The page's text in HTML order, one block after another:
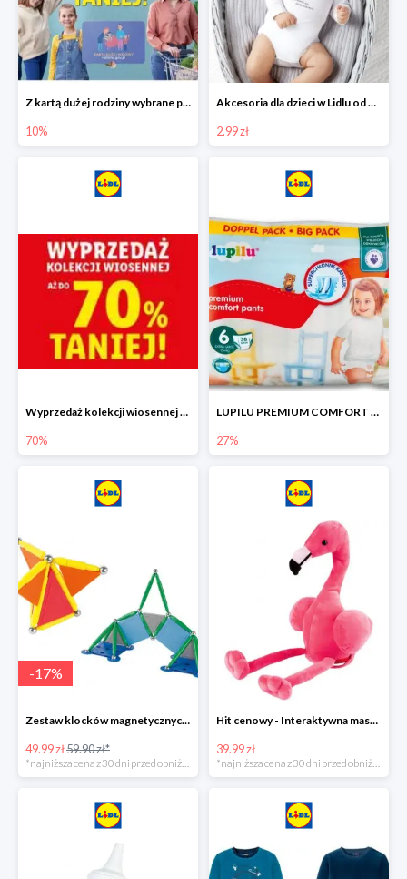
Z kartą dużej rodziny wybrane produkty w Lidlu -10%
10%
Akcesoria dla dzieci w Lidlu od 2,99 zł
2.99 zł
Wyprzedaż kolekcji wiosennej w Lidlu do -70%
70%
LUPILU PREMIUM COMFORT Pantsy, rozmiar 5 lub 6, gigapaka -27%
27%
-17%
Zestaw klocków magnetycznych -16%
49.99 zł59.90 zł*
*najniższa cena z 30 dni przed obniżką
Hit cenowy - Interaktywna maskotka z efektami dźwiękowymi
39.99 zł
*najniższa cena z 30 dni przed obniżką